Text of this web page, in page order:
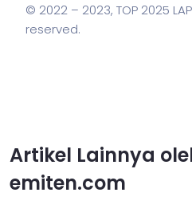
© 2022 – 2023, TOP 2025
reserved.
Artikel Lainnya
emiten.com